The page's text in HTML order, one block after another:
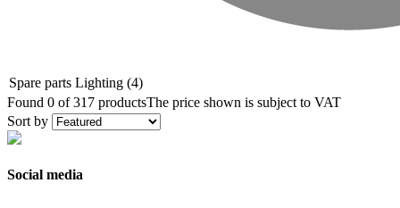
Spare parts Lighting (4)
Found 0 of 317 productsThe price shown is subject to VAT
Sort by
Social media